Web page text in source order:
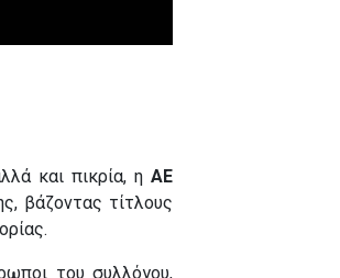
και πικρία, ηΑΕ
βάζοντας τίτλους
του συλλόγου,